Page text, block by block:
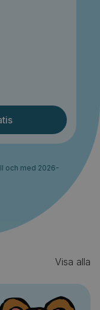
och med 2026-
Visa alla